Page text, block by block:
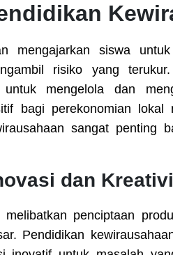
mengajarkan siswa
risiko yang
untuk mengelola dan
bagi perekonomian lokal
sangat penting
dan
melibatkan penciptaan
Pendidikan